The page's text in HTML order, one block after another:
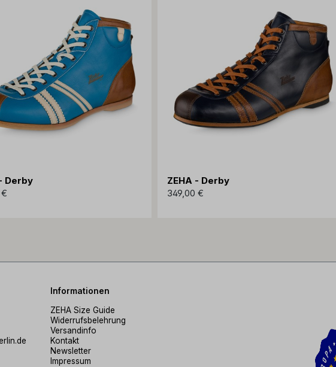
Derby
ZEHA - Derby
349,00 €
Informationen
ZEHA Size Guide
Widerrufsbelehrung
Versandinfo
Kontakt
Newsletter
Impressum